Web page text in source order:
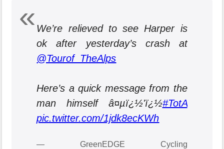
We’re relieved to see Harper is
ok after yesterday’s crash at
@Tourof_TheAlps
Here’s a quick message from the
man himself â¤µï¿½'ï¿½#TotA
pic.twitter.com/1jdk8ecKWh
— GreenEDGE Cycling